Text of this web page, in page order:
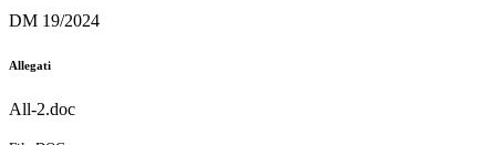
DM 19/2024
Allegati
All-2.doc